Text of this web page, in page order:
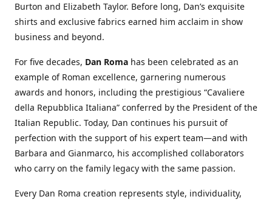
Burton and Elizabeth Taylor. Before long, Dan’s exquisite
shirts and exclusive fabrics earned him acclaim in show
business and beyond.
For five decades, Dan Roma has been celebrated as an
example of Roman excellence, garnering numerous
awards and honors, including the prestigious “Cavaliere
della Repubblica Italiana” conferred by the President of the
Italian Republic. Today, Dan continues his pursuit of
perfection with the support of his expert team—and with
Barbara and Gianmarco, his accomplished collaborators
who carry on the family legacy with the same passion.
Every Dan Roma creation represents style, individuality,